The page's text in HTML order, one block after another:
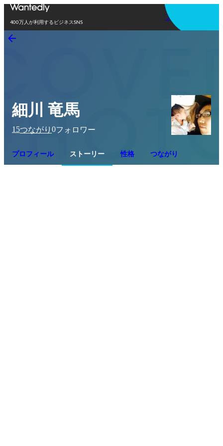
400万人が利用するビジネスSNS
アプリを使う
細川 竜馬
15つながり 0フォロワー
プロフィール ストーリー 性格 つながり